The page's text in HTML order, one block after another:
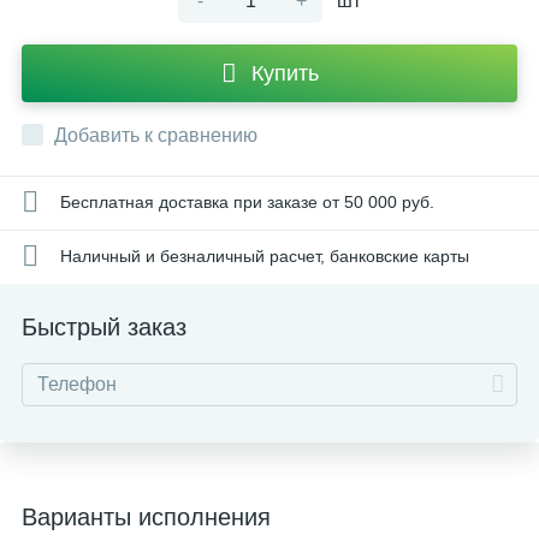
Купить
Добавить к сравнению
Бесплатная доставка при заказе от 50 000 руб.
Наличный и безналичный расчет, банковские карты
Быстрый заказ
Варианты исполнения